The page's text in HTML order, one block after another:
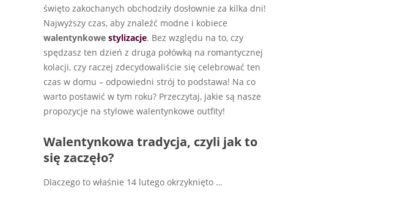
święto zakochanych obchodziły dosłownie za kilka dni!
Najwyższy czas, aby znaleźć modne i kobiece
walentynkowe stylizacje. Bez względu na to, czy
spędzasz ten dzień z druga połówką na romantycznej
kolacji, czy raczej zdecydowaliście się celebrować ten
czas w domu – odpowiedni strój to podstawa! Na co
warto postawić w tym roku? Przeczytaj, jakie są nasze
propozycje na stylowe walentynkowe outfity!
Walentynkowa tradycja, czyli jak to
się zaczęło?
Dlaczego to właśnie 14 lutego okrzyknięto …